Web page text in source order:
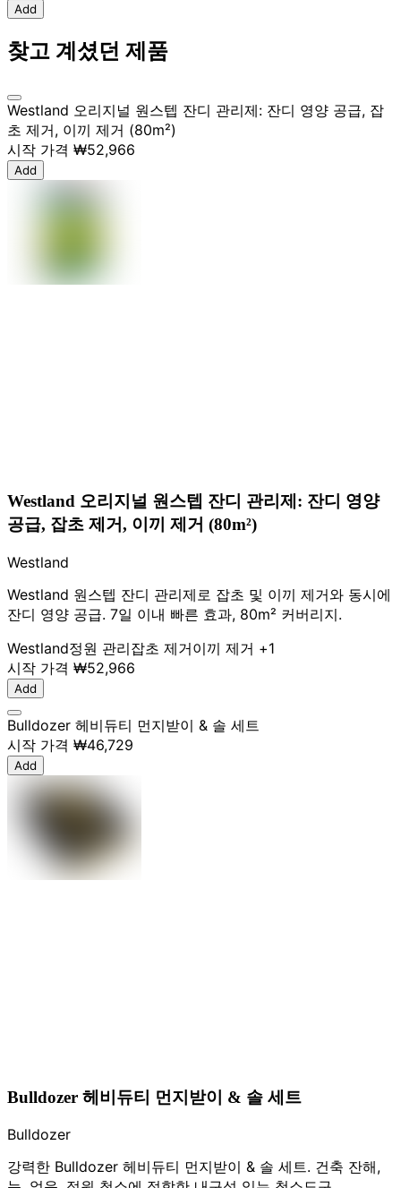
Add
찾고 계셨던 제품
Westland 오리지널 원스텝 잔디 관리제: 잔디 영양 공급, 잡
초 제거, 이끼 제거 (80m²)
시작 가격 ₩52,966
Add
Westland 오리지널 원스텝 잔디 관리제: 잔디 영양
공급, 잡초 제거, 이끼 제거 (80m²)
Westland
Westland 원스텝 잔디 관리제로 잡초 및 이끼 제거와 동시에
잔디 영양 공급. 7일 이내 빠른 효과, 80m² 커버리지.
Westland정원 관리잡초 제거이끼 제거 +1
시작 가격 ₩52,966
Add
Bulldozer 헤비듀티 먼지받이 & 솔 세트
시작 가격 ₩46,729
Add
Bulldozer 헤비듀티 먼지받이 & 솔 세트
Bulldozer
강력한 Bulldozer 헤비듀티 먼지받이 & 솔 세트. 건축 잔해,